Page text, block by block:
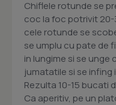
Chiflele rotunde se
coc la foc potrivit 20-
cele rotunde se
se umplu cu pate de
in lungime si se
jumatatile si se infing
Rezulta 10-15 bucati
Ca aperitiv, pe un